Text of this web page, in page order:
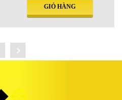
GIỎ HÀNG